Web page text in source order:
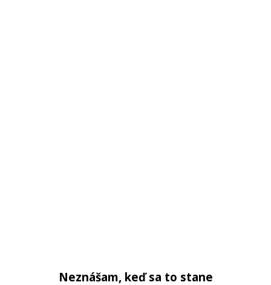
Neznášam, keď sa to stane